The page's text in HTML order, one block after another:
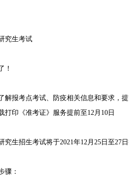
究生考试
报考点考试、防疫相关信息和要求，提
打印《准考证》服务提前至12月10日
生招生考试将于2021年12月25日至27
：